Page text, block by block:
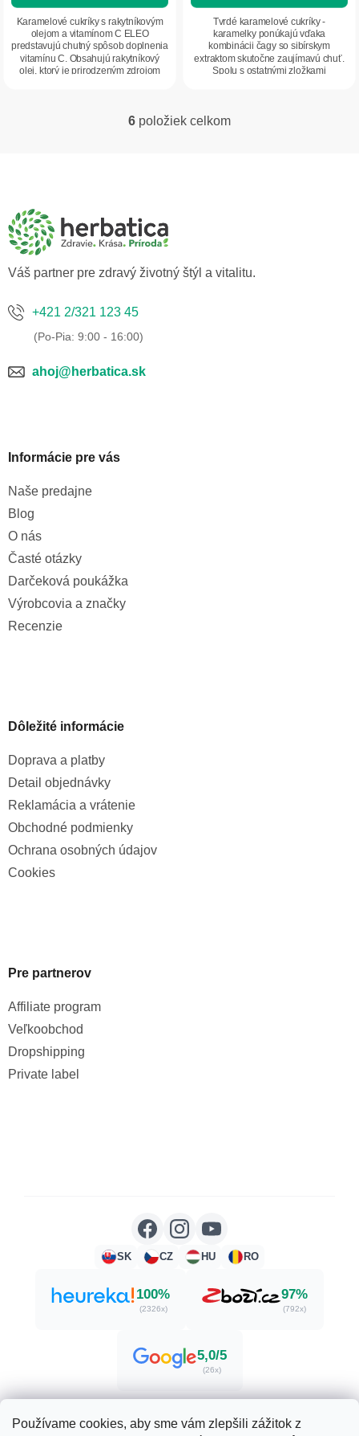
Používame cookies, aby sme vám zlepšili zážitok z
Karamelové cukríky s rakytníkovým
olejom a vitamínom C ELEO
predstavujú chutný spôsob doplnenia
vitamínu C. Obsahujú rakytníkový
olej, ktorý je prirodzeným zdrojom
Tvrdé karamelové cukríky -
karamelky ponúkajú vďaka
kombinácii čagy so sibírskym
extraktom skutočne zaujímavú chuť.
Spolu s ostatnými zložkami
O
p
r
6 položiek celkom
Váš partner pre zdravý životný štýl a vitalitu.
+421 2/321 123 45
ahoj@herbatica.sk
Informácie pre vás
Naše predajne
Blog
O nás
Časté otázky
Darčeková poukážka
Výrobcovia a značky
Recenzie
Dôležité informácie
Doprava a platby
Detail objednávky
Reklamácia a vrátenie
Obchodné podmienky
Ochrana osobných údajov
Cookies
Pre partnerov
Affiliate program
Veľkoobchod
Dropshipping
Private label
SK CZ HU RO
100%
(2326x)
97%
(792x)
5,0/5
(26x)